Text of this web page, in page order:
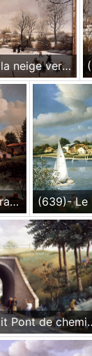
(634)- Dans la neige vers la Brossardière-Près de la Roche sur Yon-1988- hsb 38x46 cm.
(638)- Les Brancardières-Près de Nesmy-Vendée-1988-hsb 35x27 cm.
(642)-Le petit